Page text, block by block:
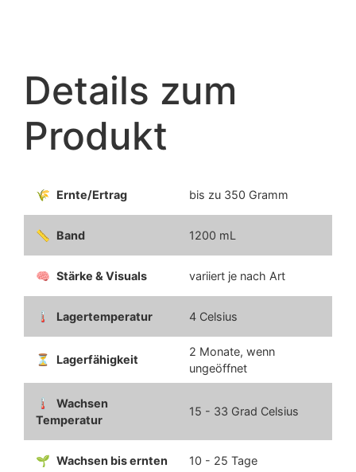
Details zum
Produkt
Ernte/Ertrag bis zu 350 Gramm
Band 1200 mL
Stärke & Visuals variiert je nach Art
Lagertemperatur 4 Celsius
Lagerfähigkeit
2 Monate, wenn
ungeöffnet
Wachsen
Temperatur
15 - 33 Grad Celsius
Wachsen bis ernten 10 - 25 Tage